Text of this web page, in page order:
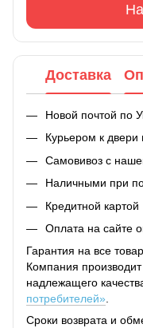
Доставка
Новой почтой по
Курьером к
Самовивоз с
Наличными при
Кредитной картой
Оплата на сайте
Гарантия на все
Компания
надлежащего
потребителей».
Сроки возврата и